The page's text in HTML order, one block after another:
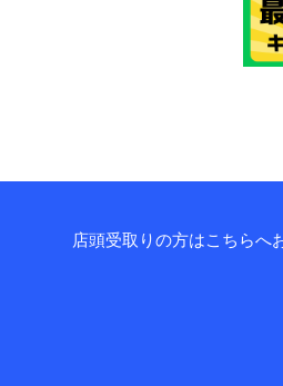
店頭受取りの方はこちらへ